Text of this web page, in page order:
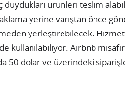
duydukları ürünleri teslim
yerine varıştan önce
yerleştirebilecek.
kullanılabiliyor. Airbnb
50 dolar ve üzerindeki